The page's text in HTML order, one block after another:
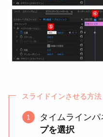
スライドインさせる方法
タイムライン
プを選択